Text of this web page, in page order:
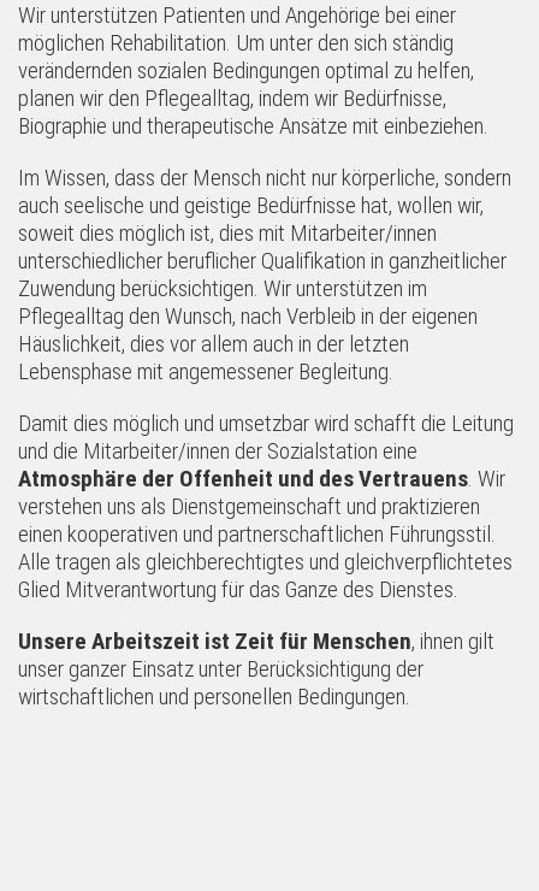
Wir unterstützen Patienten und Angehörige bei einer
möglichen Rehabilitation. Um unter den sich ständig
verändernden sozialen Bedingungen optimal zu helfen,
planen wir den Pflegealltag, indem wir Bedürfnisse,
Biographie und therapeutische Ansätze mit einbeziehen.
Im Wissen, dass der Mensch nicht nur körperliche, sondern
auch seelische und geistige Bedürfnisse hat, wollen wir,
soweit dies möglich ist, dies mit Mitarbeiter/innen
unterschiedlicher beruflicher Qualifikation in ganzheitlicher
Zuwendung berücksichtigen. Wir unterstützen im
Pflegealltag den Wunsch, nach Verbleib in der eigenen
Häuslichkeit, dies vor allem auch in der letzten
Lebensphase mit angemessener Begleitung.
Damit dies möglich und umsetzbar wird schafft die Leitung
und die Mitarbeiter/innen der Sozialstation eine
Atmosphäre der Offenheit und des Vertrauens. Wir
verstehen uns als Dienstgemeinschaft und praktizieren
einen kooperativen und partnerschaftlichen Führungsstil.
Alle tragen als gleichberechtigtes und gleichverpflichtetes
Glied Mitverantwortung für das Ganze des Dienstes.
Unsere Arbeitszeit ist Zeit für Menschen, ihnen gilt
unser ganzer Einsatz unter Berücksichtigung der
wirtschaftlichen und personellen Bedingungen.